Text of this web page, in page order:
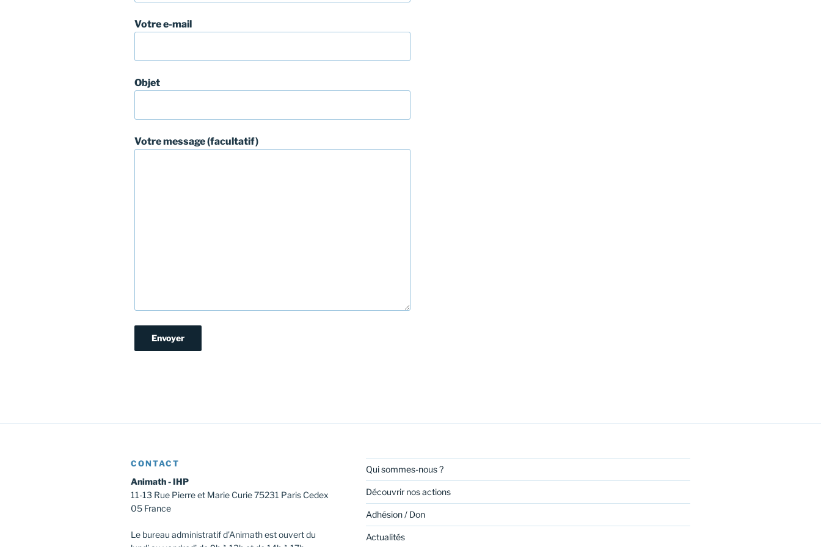
Votre e-mail
Objet
Votre message (facultatif)
CONTACT
Animath - IHP
11-13 Rue Pierre et Marie Curie 75231 Paris Cedex
05 France
Le bureau administratif d’Animath est ouvert du
Qui sommes-nous ?
Découvrir nos actions
Adhésion / Don
Actualités